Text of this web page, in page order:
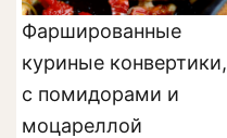
Фаршированные
куриные конвертики,
с помидорами и
моцареллой